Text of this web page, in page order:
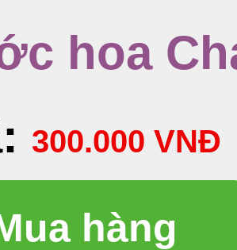
hoa
300.000 VNĐ